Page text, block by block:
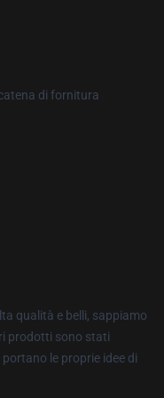
di fornitura
qualità e belli, sappiamo
prodotti sono stati
le proprie idee di